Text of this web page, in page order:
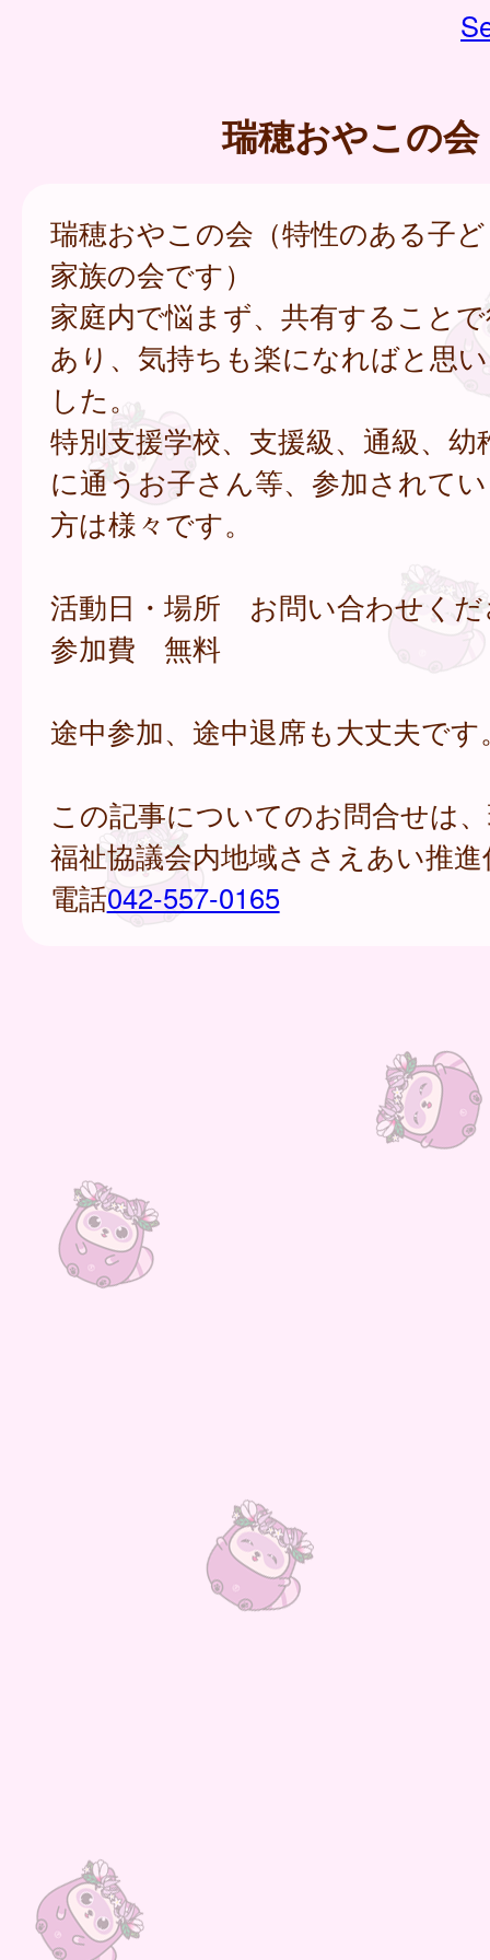
瑞穂おやこの会
瑞穂おやこの会（特性のある子
家族の会です）
家庭内で悩まず、共有すること
あり、気持ちも楽になればと思
した。
特別支援学校、支援級、通級、幼
に通うお子さん等、参加されて
方は様々です。
活動日・場所 お問い合わせくだ
参加費 無料
途中参加、途中退席も大丈夫です
この記事についてのお問合せは
福祉協議会内地域ささえあい推
電話042-557-0165